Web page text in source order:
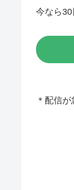
今なら30
＊配信